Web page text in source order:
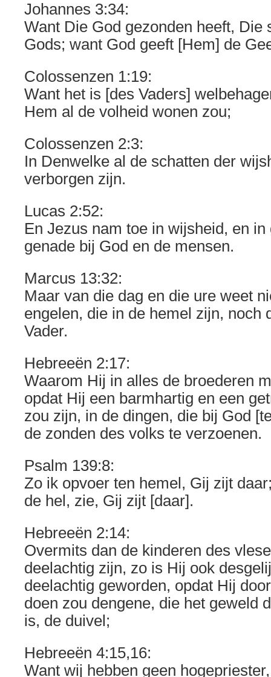
Johannes 3:34:
Want Die God gezonden heeft, Die
Gods; want God geeft [Hem] de
Colossenzen 1:19:
Want het is [des Vaders]
Hem al de volheid wonen zou;
Colossenzen 2:3:
In Denwelke al de schatten der
verborgen zijn.
Lucas 2:52:
En Jezus nam toe in wijsheid, en in
genade bij God en de mensen.
Marcus 13:32:
Maar van die dag en die ure weet
engelen, die in de hemel zijn, noch
Vader.
Hebreeën 2:17:
Waarom Hij in alles de broederen
opdat Hij een barmhartig en een
zou zijn, in de dingen, die bij God
de zonden des volks te verzoenen.
Psalm 139:8:
Zo ik opvoer ten hemel, Gij zijt
de hel, zie, Gij zijt [daar].
Hebreeën 2:14:
Overmits dan de kinderen des
deelachtig zijn, zo is Hij ook
deelachtig geworden, opdat Hij
doen zou dengene, die het geweld
is, de duivel;
Hebreeën 4:15,16:
Want wij hebben geen